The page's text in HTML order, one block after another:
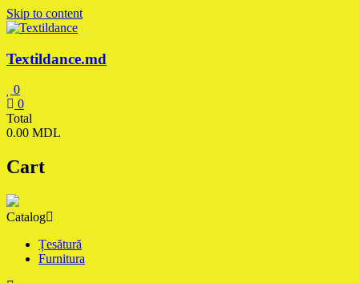
Skip to content
Textildance.md
0
0
Total
0.00 MDL
Cart
Catalog
Țesătură
Furnitura